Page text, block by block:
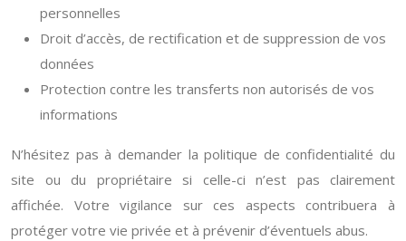
personnelles
Droit d’accès, de rectification et de suppression de vos
données
Protection contre les transferts non autorisés de vos
informations
N’hésitez pas à demander la politique de confidentialité du
site ou du propriétaire si celle-ci n’est pas clairement
affichée. Votre vigilance sur ces aspects contribuera à
protéger votre vie privée et à prévenir d’éventuels abus.